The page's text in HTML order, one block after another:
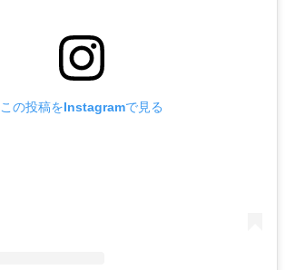
この投稿をInstagramで見る